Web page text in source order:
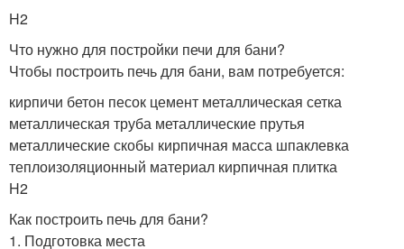
H2
Что нужно для постройки печи для бани?
Чтобы построить печь для бани, вам потребуется:
кирпичи бетон песок цемент металлическая сетка
металлическая труба металлические прутья
металлические скобы кирпичная масса шпаклевка
теплоизоляционный материал кирпичная плитка
H2
Как построить печь для бани?
1. Подготовка места